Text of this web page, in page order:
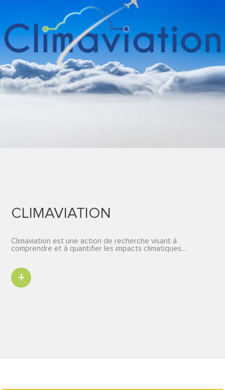
CLIMAVIATION
Climaviation est une action de recherche visant à
comprendre et à quantifier les impacts climatiques…